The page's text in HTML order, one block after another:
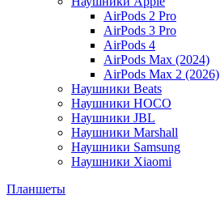
AirPods 2 Pro
AirPods 3 Pro
AirPods 4
AirPods Max (2024)
AirPods Max 2 (2026)
Наушники Beats
Наушники HOCO
Наушники JBL
Наушники Marshall
Наушники Samsung
Наушники Xiaomi
Планшеты